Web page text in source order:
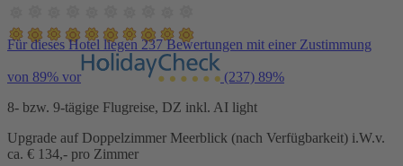
Für dieses Hotel liegen 237 Bewertungen mit einer Zustimmung
von 89% vor (237) 89%
8- bzw. 9-tägige Flugreise, DZ inkl. AI light
Upgrade auf Doppelzimmer Meerblick (nach Verfügbarkeit) i.W.v.
ca. € 134,- pro Zimmer